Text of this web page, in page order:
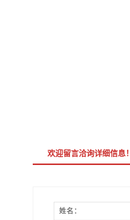
欢迎留言洽询详细信息！